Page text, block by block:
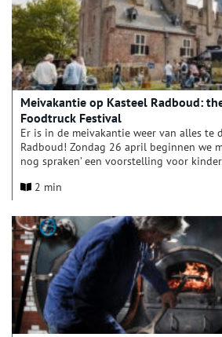
Meivakantie op Kasteel Radboud:
Foodtruck Festival
Er is in de meivakantie weer van alles te
Radboud! Zondag 26 april beginnen we
nog spraken’ een voorstelling voor
knutselen en de vakantie wordt goed
2 min